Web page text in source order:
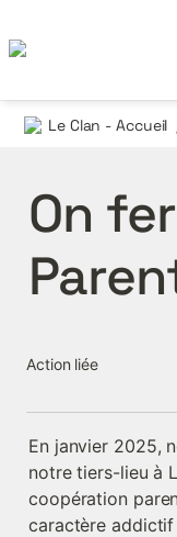
Le Clan - Accueil
On
Action liée
En janvier 2025,
notre tiers-lieu à
coopération
caractère addictif